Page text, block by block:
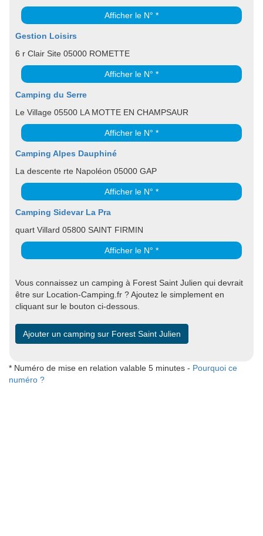
Afficher le N° *
Gestion Loisirs
6 r Clair Site 05000 ROMETTE
Afficher le N° *
Camping du Serre
Le Village 05500 LA MOTTE EN CHAMPSAUR
Afficher le N° *
Camping Alpes Dauphiné
La descente rte Napoléon 05000 GAP
Afficher le N° *
Camping Sidevar La Pra
quart Villard 05800 SAINT FIRMIN
Afficher le N° *
Vous connaissez un camping à Forest Saint Julien qui devrait
être sur Location-Camping.fr ? Ajoutez le simplement en
cliquant sur le bouton ci-dessous.
Ajouter un camping sur Forest Saint Julien
* Numéro de mise en relation valable 5 minutes - Pourquoi ce
numéro ?